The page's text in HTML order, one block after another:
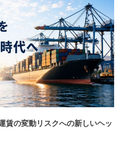
賃の変動リスクへの新しいヘッ